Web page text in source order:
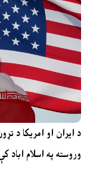
د ایران او امریکا د
وروسته په اسلام اباد